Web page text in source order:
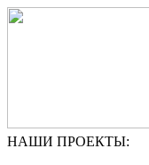
НАШИ ПРОЕКТЫ: